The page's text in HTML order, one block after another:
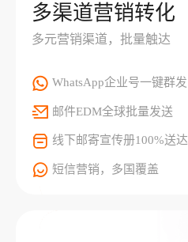
多渠道营销转化
多元营销渠道，批量触达
WhatsApp企业号一键群发
邮件EDM全球批量发送
线下邮寄宣传册100%送达
短信营销，多国覆盖